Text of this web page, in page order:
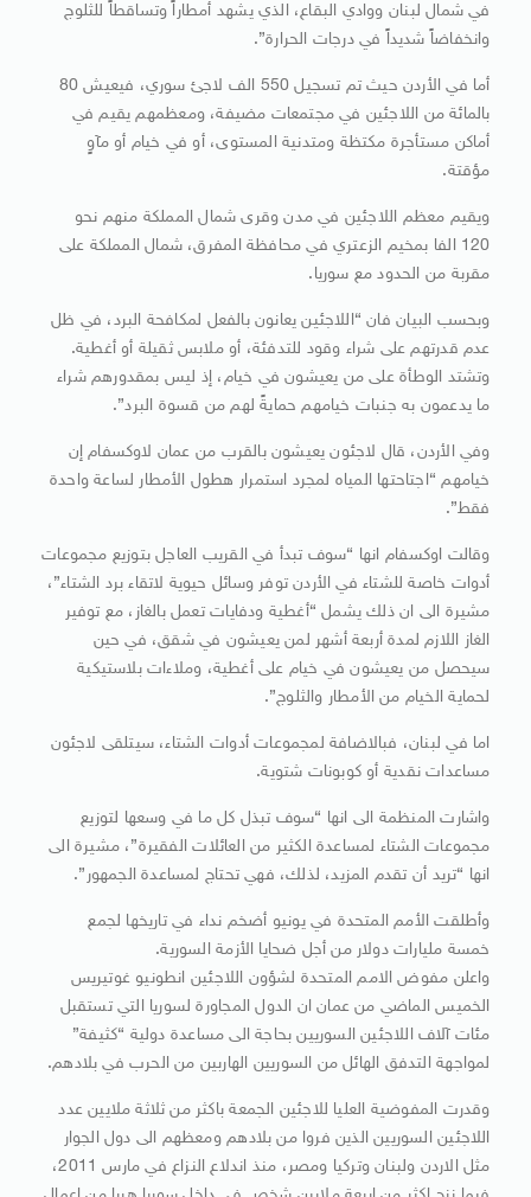
في شمال لبنان ووادي البقاع، الذي يشهد أمطاراً وتساقطاً للثلوج
وانخفاضاً شديداً في درجات الحرارة”.
أما في الأردن حيث تم تسجيل 550 الف لاجئ سوري، فيعيش 80
بالمائة من اللاجئين في مجتمعات مضيفة، ومعظمهم يقيم في
أماكن مستأجرة مكتظة ومتدنية المستوى، أو في خيام أو مآوٍ
مؤقتة.
ويقيم معظم اللاجئين في مدن وقرى شمال المملكة منهم نحو
120 الفا بمخيم الزعتري في محافظة المفرق، شمال المملكة على
مقربة من الحدود مع سوريا.
وبحسب البيان فان “اللاجئين يعانون بالفعل لمكافحة البرد، في ظل
عدم قدرتهم على شراء وقود للتدفئة، أو ملابس ثقيلة أو أغطية.
وتشتد الوطأة على من يعيشون في خيام، إذ ليس بمقدورهم شراء
ما يدعمون به جنبات خيامهم حمايةً لهم من قسوة البرد”.
وفي الأردن، قال لاجئون يعيشون بالقرب من عمان لاوكسفام إن
خيامهم “اجتاحتها المياه لمجرد استمرار هطول الأمطار لساعة واحدة
فقط”.
وقالت اوكسفام انها “سوف تبدأ في القريب العاجل بتوزيع مجموعات
أدوات خاصة للشتاء في الأردن توفر وسائل حيوية لاتقاء برد الشتاء”،
مشيرة الى ان ذلك يشمل “أغطية ودفايات تعمل بالغاز، مع توفير
الغاز اللازم لمدة أربعة أشهر لمن يعيشون في شقق، في حين
سيحصل من يعيشون في خيام على أغطية، وملاءات بلاستيكية
لحماية الخيام من الأمطار والثلوج”.
اما في لبنان، فبالاضافة لمجموعات أدوات الشتاء، سيتلقى لاجئون
مساعدات نقدية أو كوبونات شتوية.
واشارت المنظمة الى انها “سوف تبذل كل ما في وسعها لتوزيع
مجموعات الشتاء لمساعدة الكثير من العائلات الفقيرة”، مشيرة الى
انها “تريد أن تقدم المزيد، لذلك، فهي تحتاج لمساعدة الجمهور”.
وأطلقت الأمم المتحدة في يونيو أضخم نداء في تاريخها لجمع
خمسة مليارات دولار من أجل ضحايا الأزمة السورية.
واعلن مفوض الامم المتحدة لشؤون اللاجئين انطونيو غوتيريس
الخميس الماضي من عمان ان الدول المجاورة لسوريا التي تستقبل
مئات آلاف اللاجئين السوريين بحاجة الى مساعدة دولية “كثيفة”
لمواجهة التدفق الهائل من السوريين الهاربين من الحرب في بلادهم.
وقدرت المفوضية العليا للاجئين الجمعة باكثر من ثلاثة ملايين عدد
اللاجئين السوريين الذين فروا من بلادهم ومعظهم الى دول الجوار
مثل الاردن ولبنان وتركيا ومصر، منذ اندلاع النزاع في مارس 2011،